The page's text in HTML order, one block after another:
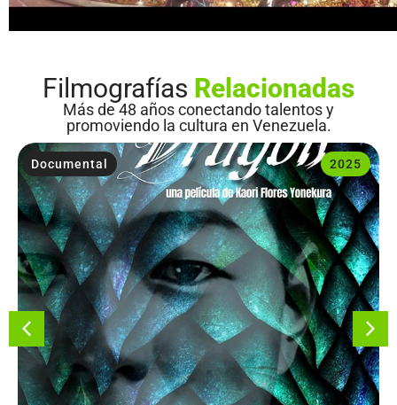
Filmografías Relacionadas
Más de 48 años conectando talentos y
promoviendo la cultura en Venezuela.
2025
Documental